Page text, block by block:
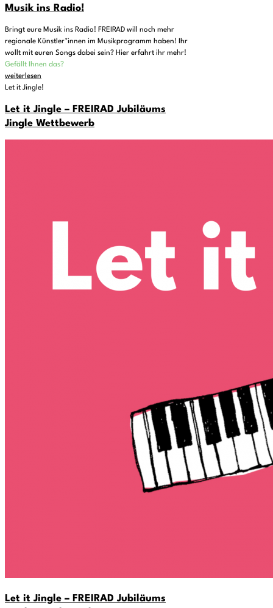
Musik ins Radio!
Bringt eure Musik ins Radio! FREIRAD will noch mehr
regionale Künstler*innen im Musikprogramm haben! Ihr
wollt mit euren Songs dabei sein? Hier erfahrt ihr mehr!
Gefällt Ihnen das?
weiterlesen
Let it Jingle!
Let it Jingle – FREIRAD Jubiläums
Jingle Wettbewerb
Let it Jingle – FREIRAD Jubiläums